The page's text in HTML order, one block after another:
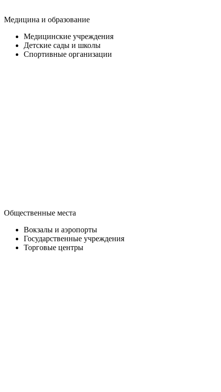
Медицина и образование
Медицинские учреждения
Детские сады и школы
Спортивные организации
Общественные места
Вокзалы и аэропорты
Государственные учреждения
Торговые центры